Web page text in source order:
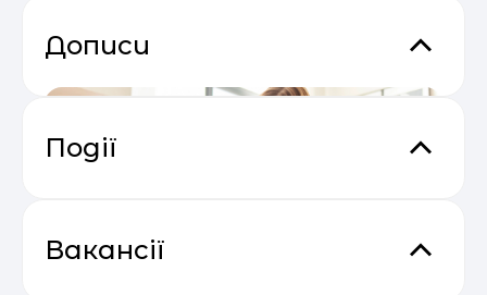
Дописи
Події
“Святковий Email Boost”
Вакансії